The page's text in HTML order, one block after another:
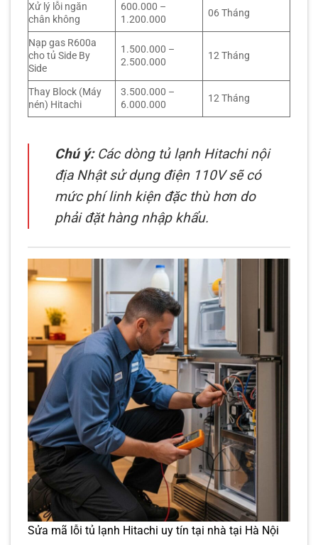
Xử lý lỗi ngăn
chân không
600.000 –
1.200.000
06 Tháng
Nạp gas R600a
cho tủ Side By
Side
1.500.000 –
2.500.000
12 Tháng
Thay Block (Máy
nén) Hitachi
3.500.000 –
6.000.000
12 Tháng
Chú ý:Các dòng tủ lạnh Hitachi nội
địa Nhật sử dụng điện 110V sẽ có
mức phí linh kiện đặc thù hơn do
phải đặt hàng nhập khẩu.
Sửa mã lỗi tủ lạnh Hitachi uy tín tại nhà tại Hà Nội